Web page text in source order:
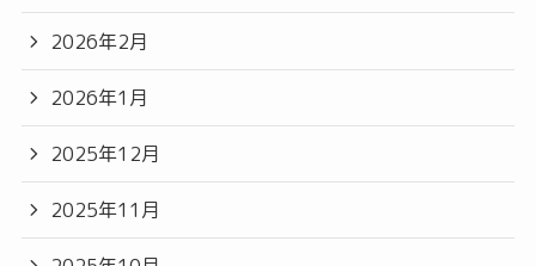
2026年2月
2026年1月
2025年12月
2025年11月